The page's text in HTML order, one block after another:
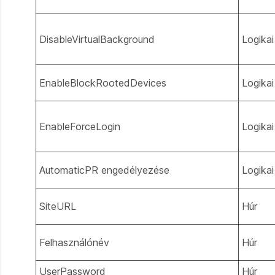
DisableVirtualBackground
EnableBlockRootedDevices
EnableForceLogin
AutomaticPR engedélyezése
SiteURL Húr
Felhasználónév Húr
UserPassword Húr